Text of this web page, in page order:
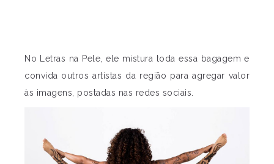
No Letras na Pele, ele mistura toda essa bagagem e
convida outros artistas da região para agregar valor
às imagens, postadas nas redes sociais.